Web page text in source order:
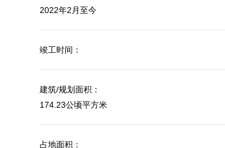
2022年2月至今
竣工时间：
建筑/规划面积：
174.23公顷平方米
占地面积：